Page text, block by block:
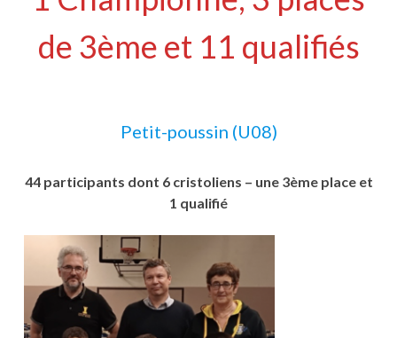
de 3ème et 11 qualifiés
Petit-poussin (U08)
44 participants dont 6 cristoliens – une 3ème place et
1 qualifié